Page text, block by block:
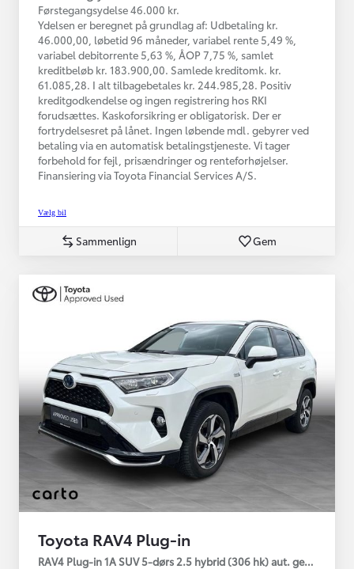
Førstegangsydelse 46.000 kr.
Ydelsen er beregnet på grundlag af: Udbetaling kr.
46.000,00, løbetid 96 måneder, variabel rente 5,49 %,
variabel debitorrente 5,63 %, ÅOP 7,75 %, samlet
kreditbeløb kr. 183.900,00. Samlede kreditomk. kr.
61.085,28. I alt tilbagebetales kr. 244.985,28. Positiv
kreditgodkendelse og ingen registrering hos RKI
forudsættes. Kaskoforsikring er obligatorisk. Der er
fortrydelsesret på lånet. Ingen løbende mdl. gebyrer ved
betaling via en automatisk betalingstjeneste. Vi tager
forbehold for fejl, prisændringer og renteforhøjelser.
Finansiering via Toyota Financial Services A/S.
Vælg bil
Sammenlign Gem
Toyota RAV4 Plug-in
RAV4 Plug-in 1A SUV 5-dørs 2.5 hybrid (306 hk) aut. gear AWD-i